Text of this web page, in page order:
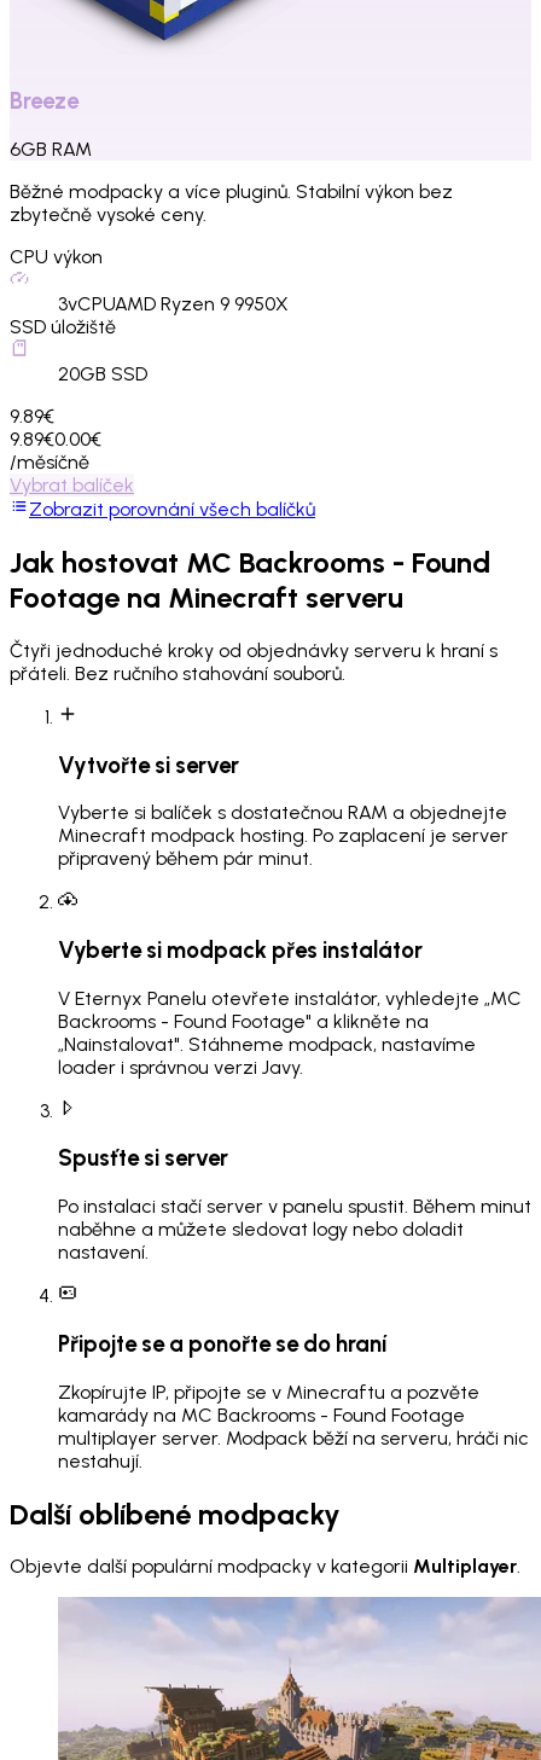
Breeze
6GB RAM
Běžné modpacky a více pluginů. Stabilní výkon bez
zbytečně vysoké ceny.
CPU výkon
3vCPUAMD Ryzen 9 9950X
SSD úložiště
20GB SSD
9.89€
9.89€0.00€
/měsíčně
Vybrat balíček
Zobrazit porovnání všech balíčků
Jak hostovat MC Backrooms - Found
Footage na Minecraft serveru
Čtyři jednoduché kroky od objednávky serveru k hraní s
přáteli. Bez ručního stahování souborů.
Vytvořte si server
Vyberte si balíček s dostatečnou RAM a objednejte
Minecraft modpack hosting. Po zaplacení je server
připravený během pár minut.
Vyberte si modpack přes instalátor
V Eternyx Panelu otevřete instalátor, vyhledejte „MC
Backrooms - Found Footage" a klikněte na
„Nainstalovat". Stáhneme modpack, nastavíme
loader i správnou verzi Javy.
Spusťte si server
Po instalaci stačí server v panelu spustit. Během minut
naběhne a můžete sledovat logy nebo doladit
nastavení.
Připojte se a ponořte se do hraní
Zkopírujte IP, připojte se v Minecraftu a pozvěte
kamarády na MC Backrooms - Found Footage
multiplayer server. Modpack běží na serveru, hráči nic
nestahují.
Další oblíbené modpacky
Objevte další populární modpacky v kategorii Multiplayer.